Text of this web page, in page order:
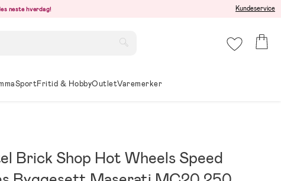
neste hverdag! Kundeservice
SportFritid & HobbyOutletVaremerker
Brick Shop Hot Wheels Speed